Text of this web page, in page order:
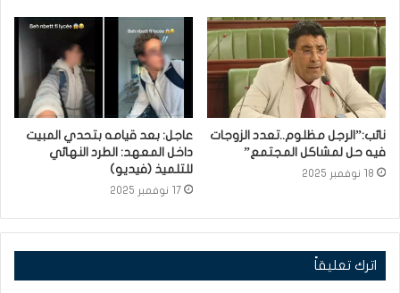
نائب:”الرجل مظلوم..تعدد الزوجات
فيه حل لمشاكل المجتمع”
18 نوفمبر 2025
عاجل: بعد قيامه بتحدي المبيت
داخل المعهد: الطرد النهائي
للتلميذ (فيديو)
17 نوفمبر 2025
اترك تعليقاً